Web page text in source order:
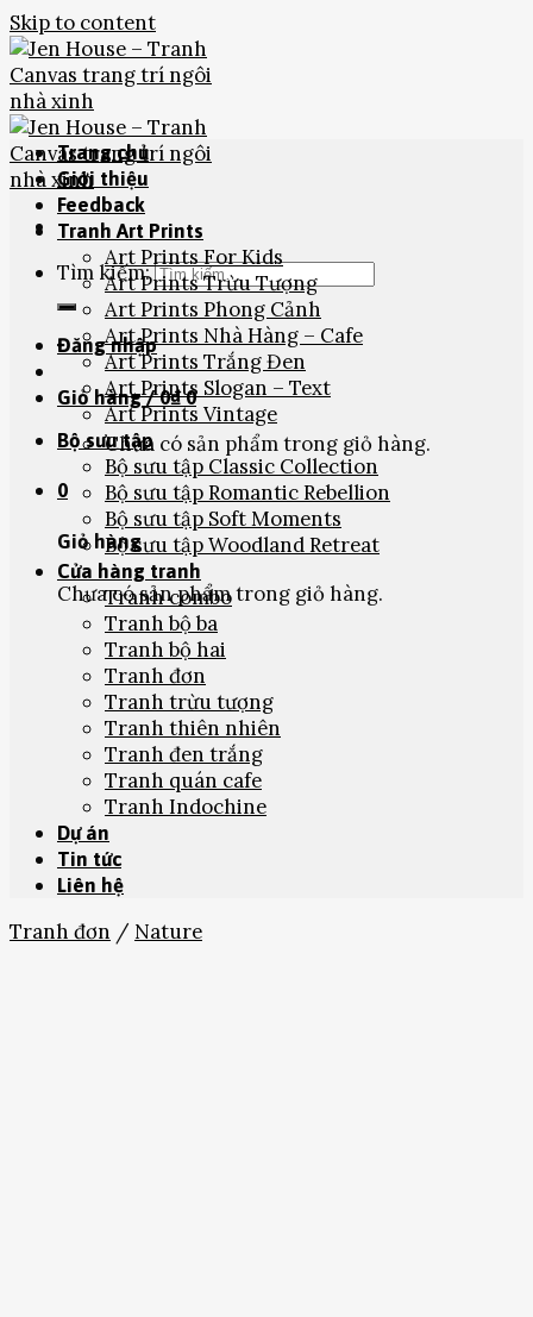
Skip to content
Tìm kiếm:
Đăng nhập
Giỏ hàng /0₫ 0
Chưa có sản phẩm trong giỏ hàng.
0
Giỏ hàng
Chưa có sản phẩm trong giỏ hàng.
Trang chủ
Giới thiệu
Feedback
Tranh Art Prints
Art Prints For Kids
Art Prints Trừu Tượng
Art Prints Phong Cảnh
Art Prints Nhà Hàng – Cafe
Art Prints Trắng Đen
Art Prints Slogan – Text
Art Prints Vintage
Bộ sưu tập
Bộ sưu tập Classic Collection
Bộ sưu tập Romantic Rebellion
Bộ sưu tập Soft Moments
Bộ sưu tập Woodland Retreat
Cửa hàng tranh
Tranh combo
Tranh bộ ba
Tranh bộ hai
Tranh đơn
Tranh trừu tượng
Tranh thiên nhiên
Tranh đen trắng
Tranh quán cafe
Tranh Indochine
Dự án
Tin tức
Liên hệ
Tranh đơn / Nature